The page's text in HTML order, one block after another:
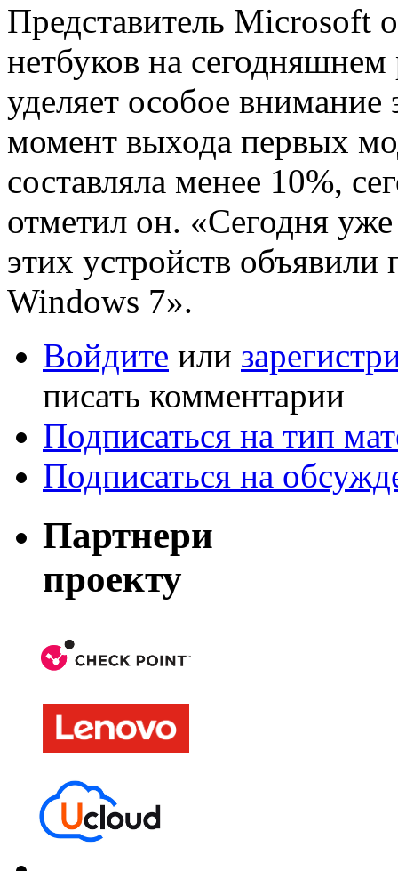
Представитель Microsoft
нетбуков на
уделяет особое внимание
момент выхода первых
составляла менее 10%,
отметил он. «Сегодня
этих устройств
Windows 7».
Войдите или
писать комментарии
Подписаться на тип
Подписаться на
Партнери
проекту